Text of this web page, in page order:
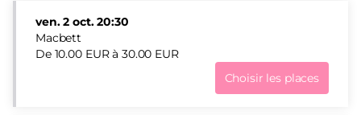
fourbes et machiavéliques.
Une pièce sous forme de farce, où l’univers des Monty
Python n’est jamais loin. À la manière d’un grand théâtre de
tréteaux, parfaitement équilibré entre artisanat et sens
raconte les jeux de pouvoir avec
ven. 2 oct. 20:30
Macbett
De 10.00 EUR à30.00 EUR
Choisir les places
Macbett